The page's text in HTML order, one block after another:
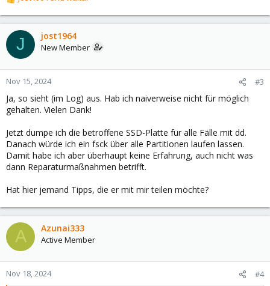
e
a
c
t
o
n
:
J jost1964
New Member
Nov 15, 2024 #3
Ja, so sieht (im Log) aus. Hab ich naiverweise nicht für möglich
gehalten. Vielen Dank!
Jetzt dumpe ich die betroffene SSD-Platte für alle Fälle mit dd.
Danach würde ich ein fsck über alle Partitionen laufen lassen.
Damit habe ich aber überhaupt keine Erfahrung, auch nicht was
dann Reparaturmaßnahmen betrifft.
Hat hier jemand Tipps, die er mit mir teilen möchte?
A Azunai333
Active Member
Nov 18, 2024 #4